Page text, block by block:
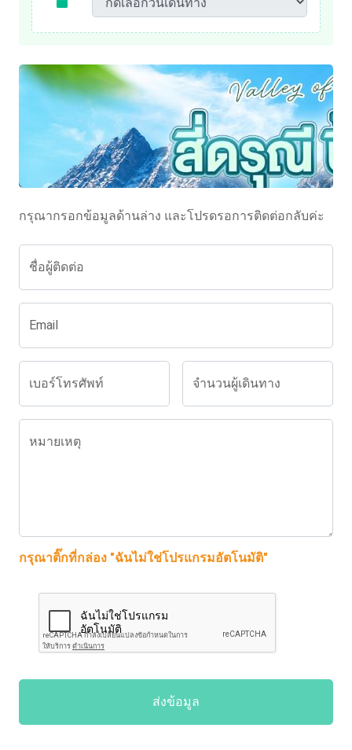
กรุณากรอกข้อมูลด้านล่าง และโปรดรอการติดต่อกลับค่ะ
ชื่อผู้ติดต่อ
Email
เบอร์โทรศัพท์ จำนวนผู้เดินทาง
หมายเหตุ
กรุณาติ๊กที่กล่อง "ฉันไม่ใช่โปรแกรมอัตโนมัติ"
ส่งข้อมูล